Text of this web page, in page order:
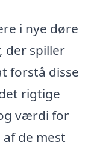
i nye døre
der spiller
forstå disse
rigtige
værdi for
de mest